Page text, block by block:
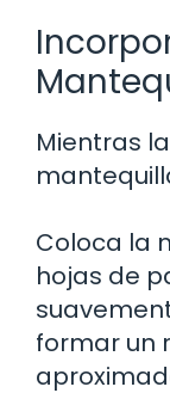
Mientras
Coloca la
hojas de
formar un